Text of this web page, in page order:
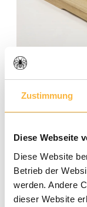
Zustimmung
Diese Webseite
Diese Website
Betrieb der
werden. Andere
dieser Website
Gemiddelde
0
Prijzen incl.